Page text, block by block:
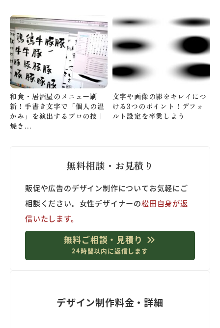
和食・居酒屋のメニュー刷
新！手書き文字で「個人の温
かみ」を演出するプロの技｜
焼き…
文字や画像の影をキレイにつ
ける3つのポイント！デフォ
ルト設定を卒業しよう
無料相談・お見積り
販促や広告のデザイン制作についてお気軽にご
相談ください。女性デザイナーの松田自身が返
信いたします。
無料ご相談・見積り
24時間以内に返信します
デザイン制作料金・詳細